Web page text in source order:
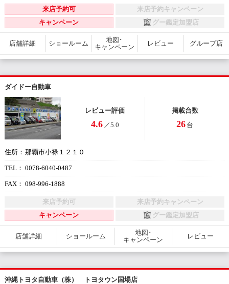
来店予約可
来店予約キャンペーン
キャンペーン
グー鑑定加盟店
店舗詳細 ショールーム
地図･
キャンペーン
レビュー グループ店
ダイドー自動車
住所： 那覇市小禄１２１０
TEL： 0078-6040-0487
FAX： 098-996-1888
レビュー評価
4.6 ／5.0
掲載台数
26 台
来店予約可
来店予約キャンペーン
キャンペーン
グー鑑定加盟店
店舗詳細 ショールーム
地図･
キャンペーン
レビュー
沖縄トヨタ自動車（株） トヨタウン国場店